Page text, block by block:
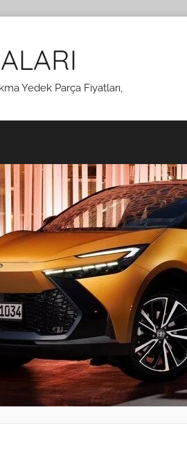
Yedek Parça Fiyatları,